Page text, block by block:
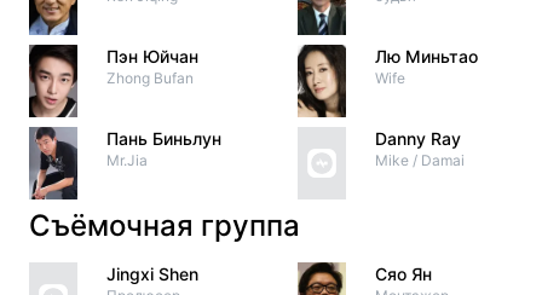
Пэн Юйчан
Zhong Bufan
Пань Биньлун
Mr.Jia
Лю Миньтао
Wife
Danny Ray
Mike / Damai
Съёмочная группа
Jingxi Shen Сяо Ян